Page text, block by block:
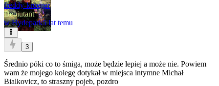
freddy-krueger
Debiutant
w Hydepark5 lat temu
3
Średnio póki co to śmiga, może będzie lepiej a może nie. Powiem
wam że mojego kolegę dotykał w miejsca intymne Michał
Bialkovicz, to straszny pojeb, pozdro